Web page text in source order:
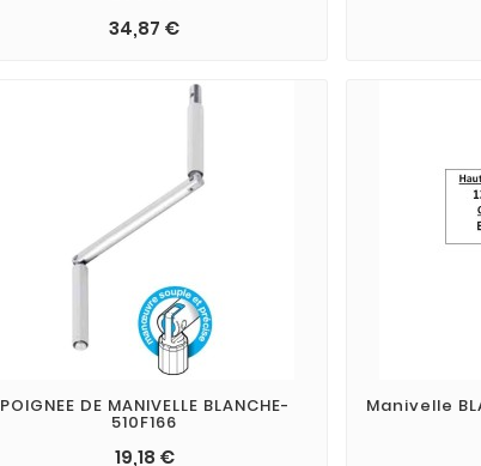
34,87 €
POIGNEE DE MANIVELLE BLANCHE-
510F166
19,18 €
Manivelle